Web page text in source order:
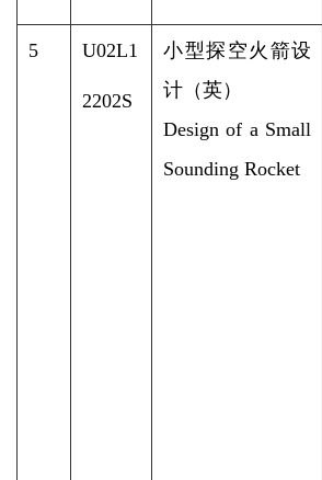
5 U02L1
2202S
小型探空火箭设
计（英）
Design of a Small
Sounding Rocket